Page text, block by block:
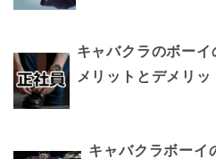
キャバクラのボー
メリットとデメリッ
キャバクラボーイ